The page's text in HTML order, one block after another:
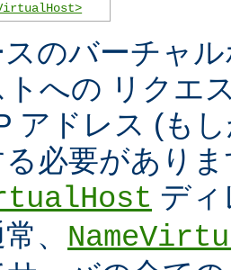
のバーチャ
トへの リクエ
アドレス (も
る必要があり
デ
、